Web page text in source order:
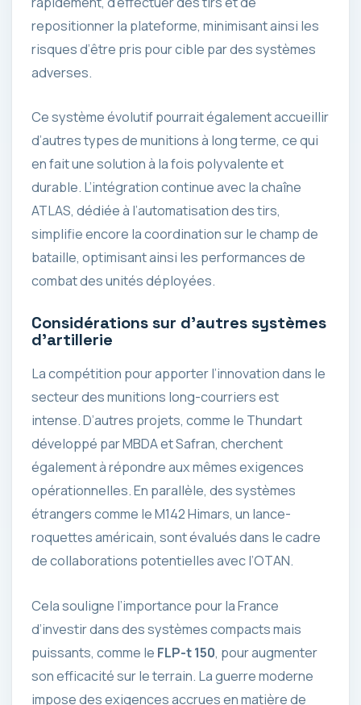
repositionner la plateforme, minimisant ainsi les
risques d’être pris pour cible par des systèmes
adverses.
Ce système évolutif pourrait également accueillir
d’autres types de munitions à long terme, ce qui
en fait une solution à la fois polyvalente et
durable. L’intégration continue avec la chaîne
ATLAS, dédiée à l’automatisation des tirs,
simplifie encore la coordination sur le champ de
bataille, optimisant ainsi les performances de
combat des unités déployées.
Considérations sur d’autres systèmes
d’artillerie
La compétition pour apporter l’innovation dans le
secteur des munitions long-courriers est
intense. D’autres projets, comme le Thundart
développé par MBDA et Safran, cherchent
également à répondre aux mêmes exigences
opérationnelles. En parallèle, des systèmes
étrangers comme le M142 Himars, un lance-
roquettes américain, sont évalués dans le cadre
de collaborations potentielles avec l’OTAN.
Cela souligne l’importance pour la France
d’investir dans des systèmes compacts mais
puissants, comme le FLP-t 150, pour augmenter
son efficacité sur le terrain. La guerre moderne
impose des exigences accrues en matière de